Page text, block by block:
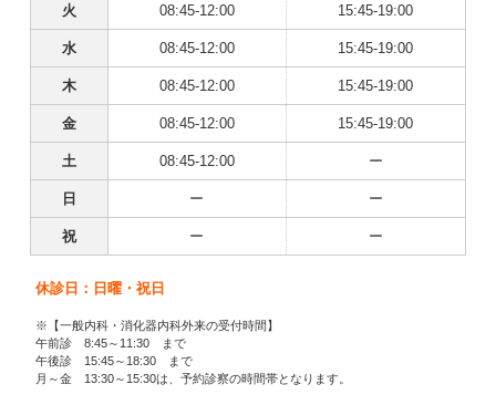
火 08:45-12:00 15:45-19:00
水 08:45-12:00 15:45-19:00
木 08:45-12:00 15:45-19:00
金 08:45-12:00 15:45-19:00
土 08:45-12:00 ー
日 ー ー
祝 ー ー
休診日：日曜・祝日
※【一般内科・消化器内科外来の受付時間】
午前診 8:45～11:30 まで
午後診 15:45～18:30 まで
月～金 13:30～15:30は、予約診察の時間帯となります。